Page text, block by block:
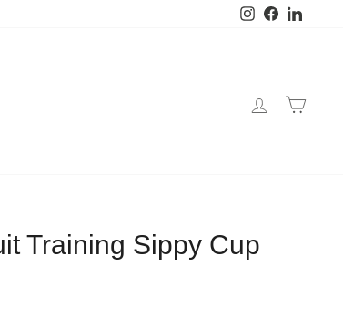
InstagramFacebook
Training Sippy Cup